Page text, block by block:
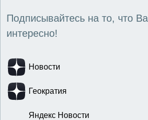
Подписывайтесь на то, что
интересно!
Новости
Геократия
Яндекс Новости